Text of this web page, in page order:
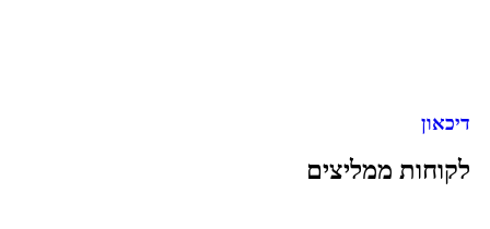
דיכאון
לקוחות ממליצים